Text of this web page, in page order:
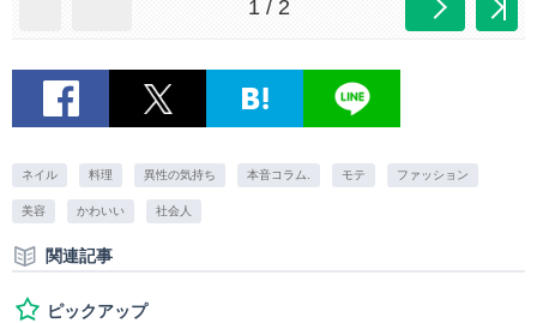
1 / 2
ネイル 料理 異性の気持ち 本音コラム. モテ ファッション
美容 かわいい 社会人
関連記事
ピックアップ